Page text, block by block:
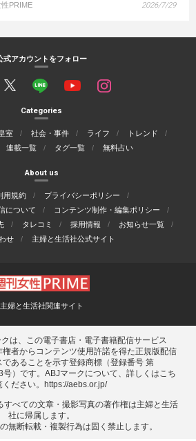
PRIME 2026/7/29
式アカウントをフォロー
Categories
室 社会・事件 ライフ
トレンド
連載一覧 タグ一覧 無料占い
About us
用規約
プライバシーポリシー
について
コンテンツ制作・編集ポリシー
タレコミ 採用情報
お知らせ一覧
せ
主婦と生活社公式サイト
主婦と生活社関連サイト
は、この電子書店・電子書籍配信サービス
権者からコンテンツ使用許諾を得た正規版配信
であることを示す登録商標（登録番号 第
）です。ABJマークについて、詳しくはこち
ださい。
https://aebs.or.jp/
すべての⽂章・撮影写真の著作権は主婦と⽣活
社に帰属します。
無断転載・複製⾏為は固く禁⽌します。